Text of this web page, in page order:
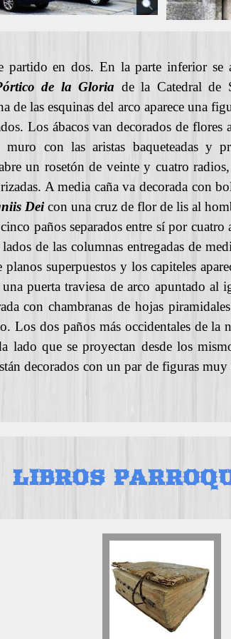
partido en dos. En la parte inferior se
de la Gloria de la Catedral de
de las esquinas del arco aparece una
Los ábacos van decorados de
con las aristas baqueteadas y
un rosetón de veinte y cuatro
A media caña va decorada con
Deicon una cruz de flor de lis al
paños separados entre sí por
de las columnas entregadas de
superpuestos y los capiteles
puerta traviesa de arco apuntado al
con chambranas de hojas
Los dos paños más occidentales de
lado que se proyectan desde los
decorados con un par de figuras
LIBROS
BAUTIZADOS
1724-1747